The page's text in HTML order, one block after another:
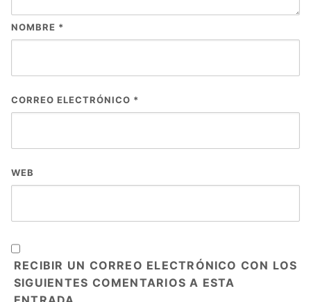
NOMBRE *
CORREO ELECTRÓNICO *
WEB
RECIBIR UN CORREO ELECTRÓNICO CON LOS
SIGUIENTES COMENTARIOS A ESTA